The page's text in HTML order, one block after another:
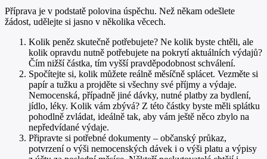
Příprava je v podstatě polovina úspěchu. Než někam odešlete
žádost, udělejte si jasno v několika věcech.
Kolik peněz skutečně potřebujete? Ne kolik byste chtěli, ale
kolik opravdu nutně potřebujete na pokrytí aktuálních výdajů?
Čím nižší částka, tím vyšší pravděpodobnost schválení.
Spočítejte si, kolik můžete reálně měsíčně splácet. Vezměte si
papír a tužku a projděte si všechny své příjmy a výdaje.
Nemocenská, případně jiné dávky, nutné platby za bydlení,
jídlo, léky. Kolik vám zbývá? Z této částky byste měli splátku
pohodlně zvládat, ideálně tak, aby vám ještě něco zbylo na
nepředvídané výdaje.
Připravte si potřebné dokumenty – občanský průkaz,
potvrzení o výši nemocenských dávek i o výši platu a výpisy